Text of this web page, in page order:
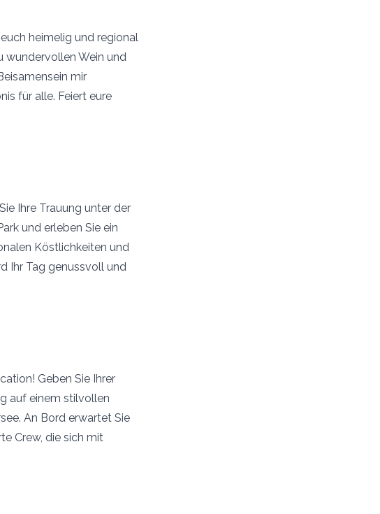
heimelig und regional
wundervollen Wein und
mir
für alle. Feiert eure
Ihre Trauung unter der
und erleben Sie ein
Köstlichkeiten und
Ihr Tag genussvoll und
Geben Sie Ihrer
auf einem stilvollen
An Bord erwartet Sie
Crew, die sich mit